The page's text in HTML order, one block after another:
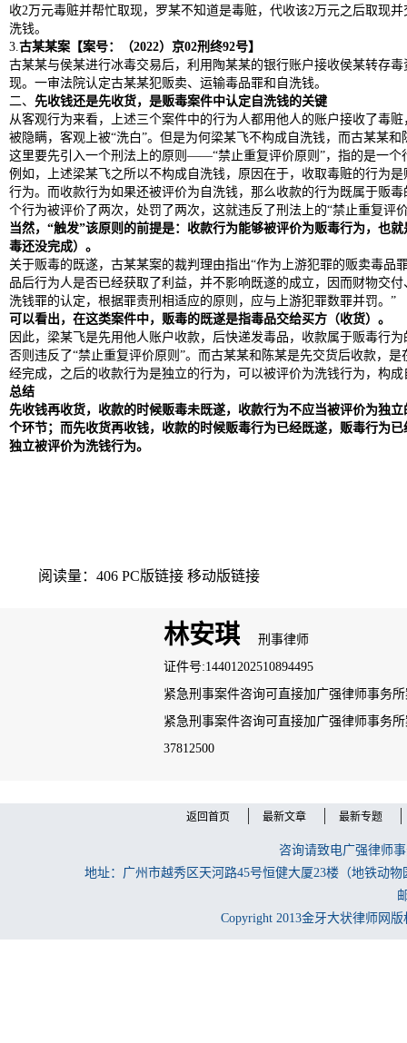
收2万元毒赃并帮忙取现，罗某不知道是毒赃，代收该2万元之后取现
洗钱。
3.古某某案【案号：（2022）京02刑终92号】
古某某与侯某进行冰毒交易后，利用陶某某的银行账户接收侯某转存
现。一审法院认定古某某犯贩卖、运输毒品罪和自洗钱。
二、 先收钱还是先收货，是贩毒案件中认定自洗钱的关键
从客观行为来看，上述三个案件中的行为人都用他人的账户接收了毒
被隐瞒，客观上被“洗白”。但是为何梁某飞不构成自洗钱，而古某某
这里要先引入一个刑法上的原则——“禁止重复评价原则”，指的是一个
例如，上述梁某飞之所以不构成自洗钱，原因在于，收取毒赃的行为
行为。而收款行为如果还被评价为自洗钱，那么收款的行为既属于贩
个行为被评价了两次，处罚了两次，这就违反了刑法上的“禁止重复评
当然，“触发”该原则的前提是：收款行为能够被评价为贩毒行为，也
毒还没完成）。
关于贩毒的既遂，古某某案的裁判理由指出“作为上游犯罪的贩卖毒品
品后行为人是否已经获取了利益，并不影响既遂的成立，因而财物交
洗钱罪的认定，根据罪责刑相适应的原则，应与上游犯罪数罪并罚。”
可以看出，在这类案件中，贩毒的既遂是指毒品交给买方（收货）。
因此，梁某飞是先用他人账户收款，后快递发毒品，收款属于贩毒行
否则违反了“禁止重复评价原则”。而古某某和陈某是先交货后收款，
经完成，之后的收款行为是独立的行为，可以被评价为洗钱行为，构成
总结
先收钱再收货，收款的时候贩毒未既遂，收款行为不应当被评价为独
个环节；而先收货再收钱，收款的时候贩毒行为已经既遂，贩毒行为
独立被评价为洗钱行为。
阅读量：406 PC版链接 移动版链接
林安琪
刑事律师
证件号:14401202510894495
紧急刑事案件咨询可直接加广强律师事
紧急刑事案件咨询可直接加广强律师事
020-37812500
返回首页 最新文章 最新专题
咨询请致电广强律师
地址：广州市越秀区天河路45号恒健大厦23楼（地铁动
Copyright 2013金牙大状律师网